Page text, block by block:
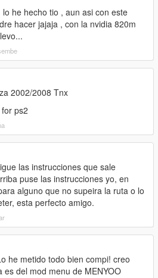
lo he hecho tio , aun asi con este
hacer jajaja , con la nvidia 820m
2002/2008 Tnx
ps2
las instrucciones que sale
puse las instrucciones yo, en
alguno que no supeira la ruta o lo
esta perfecto amigo.
he metido todo bien compi! creo
es del mod menu de MENYOO